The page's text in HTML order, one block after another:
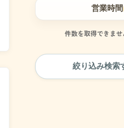
営業時間
件数を取得できま
絞り込み検索